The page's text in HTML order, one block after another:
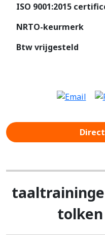
ISO 9001:2015
NRTO-keurmerk
Btw vrijgesteld